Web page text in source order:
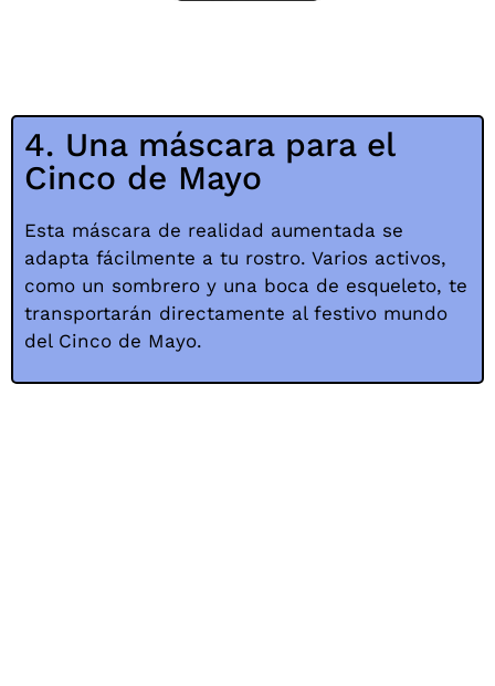
4. Una máscara para el
Cinco de Mayo
Esta máscara de realidad aumentada se
adapta fácilmente a tu rostro. Varios activos,
como un sombrero y una boca de esqueleto, te
transportarán directamente al festivo mundo
del Cinco de Mayo.